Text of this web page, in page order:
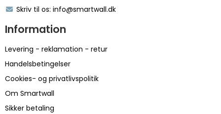
Skriv til os: info@smartwall.dk
Information
Levering - reklamation - retur
Handelsbetingelser
Cookies- og privatlivspolitik
Om Smartwall
Sikker betaling